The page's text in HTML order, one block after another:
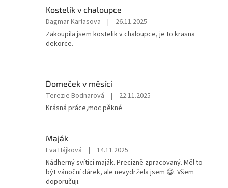
5
hvězdiček.
Kostelík v chaloupce
Hodnocení
produktu
je
hvězdiček.
Dagmar Karlasova |
26.11.2025
Zakoupila jsem kostelik v chaloupce, je to krasna
dekorce.
Domeček v měsíci
Hodnocení
produktu
z
5
hvězdiček.
Terezie Bodnarová |
22.11.2025
Krásná práce,moc pěkné
Maják
Hodnocení
produktu
je
5
Eva Hájková |
14.11.2025
Nádherný svítící maják. Precizně zpracovaný. Měl to
být vánoční dárek, ale nevydržela jsem 😀. Všem
doporučuji.